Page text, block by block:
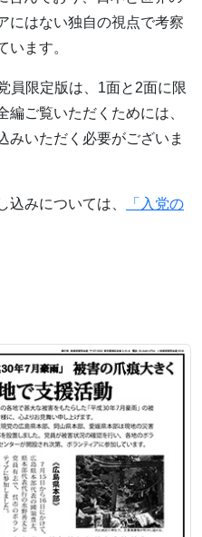
にはない独自の視点で考察
います。
員限定版は、1面と2面に限
編ご覧いただくためには、
みいただく必要がございま
込みについては、
「入党の